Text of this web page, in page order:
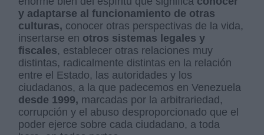
y adaptarse al funcionamiento de otras
culturas, conocer otras perspectivas de la vida,
insertarse en otros sistemas legales y
fiscales, establecer otras relaciones muy
distintas, radicalmente distintas en la relación
entre el Estado, las autoridades y los
ciudadanos, a la que padecemos en Venezuela
desde 1999, marcadas por la arbitrariedad,
corrupción y el abuso desproporcionado que el
poder ejerce sobre cada ciudadano, a toda